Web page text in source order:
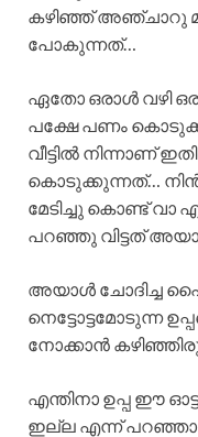
കഴിഞ്ഞ് അഞ്ചാറു
പോകുന്നത്…
ഏതോ ഒരാൾ വഴി
പക്ഷേ പണം
വീട്ടിൽ നിന്നാണ്
കൊടുക്കുന്നത്…
മേടിച്ചു കൊണ്ട് വാ
പറഞ്ഞു വിട്ടത്
അയാൾ ചോദിച്ച
നെട്ടോട്ടമോടുന്ന
നോക്കാൻ
എന്തിനാ ഉപ്പ ഈ
ഇല്ല എന്ന്